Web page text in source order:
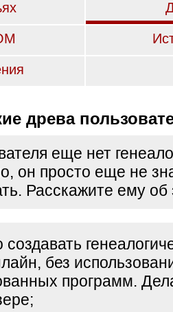
древа
еще нет
он просто еще не
Расскажите ему об
без
программ.